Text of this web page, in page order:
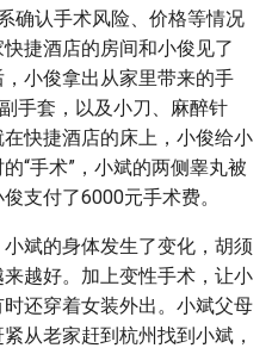
确认手术风险、价格等情况
捷酒店的房间和小俊见了
小俊拿出从家里带来的手
手套，以及小刀、麻醉针
快捷酒店的床上，小俊给小
“手术”，小斌的两侧睾丸被
支付了6000元手术费。
斌的身体发生了变化，胡须
越好。加上变性手术，让小
还穿着女装外出。小斌父母
从老家赶到杭州找到小斌，